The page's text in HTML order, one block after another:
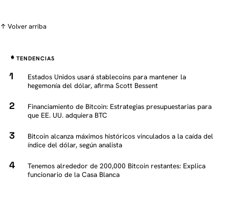
↑ Volver arriba
TENDENCIAS
Estados Unidos usará stablecoins para mantener la
hegemonía del dólar, afirma Scott Bessent
Financiamiento de Bitcoin: Estrategias presupuestarias para
que EE. UU. adquiera BTC
Bitcoin alcanza máximos históricos vinculados a la caída del
índice del dólar, según analista
Tenemos alrededor de 200,000 Bitcoin restantes: Explica
funcionario de la Casa Blanca